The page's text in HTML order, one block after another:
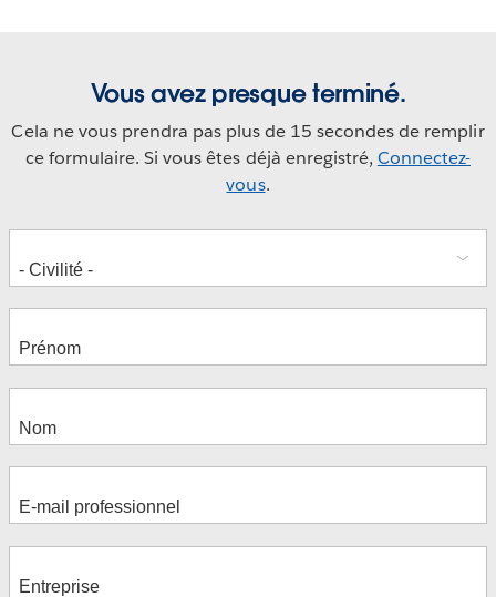
Vous avez presque terminé.
Cela ne vous prendra pas plus de 15 secondes de remplir
ce formulaire. Si vous êtes déjà enregistré, Connectez-
vous.